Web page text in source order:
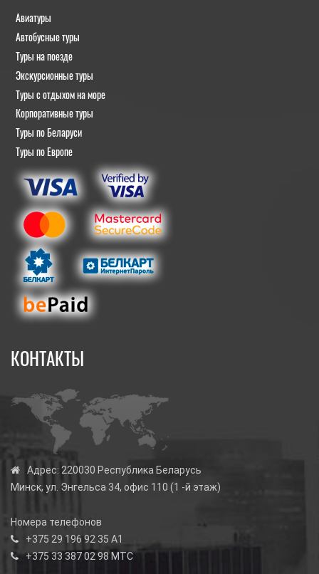
Авиатуры
Автобусные туры
Туры на поезде
Экскурсионные туры
Туры с отдыхом на море
Корпоративные туры
Туры по Беларуси
Туры по Европе
КОНТАКТЫ
Адрес: 220030 Республика Беларусь
Минск, ул. Энгельса 34, офис 110 (1 -й этаж)
Номера телефонов
+375 29 196 92 35 А1
+375 33 387 02 98МТС